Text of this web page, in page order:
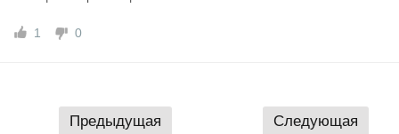
1 0
Предыдущая Следующая